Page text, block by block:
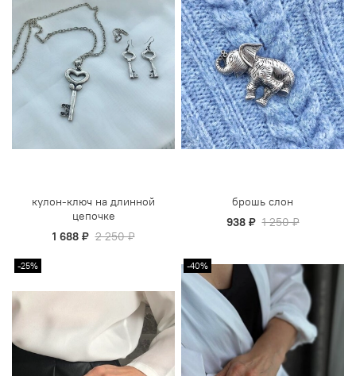
кулон-ключ на длинной
цепочке
1 688 ₽ 2 250 ₽
брошь слон
938 ₽ 1 250 ₽
-25% -40%